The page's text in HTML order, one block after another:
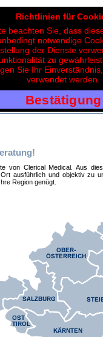
von Clerical Medical. Aus
ausführlich und objektiv zu
Region genügt.
Richtlinien für
beachten Sie, dass
notwendige
der Dienste
zu
Sie Ihr
verwendet werden.
Bestätigung